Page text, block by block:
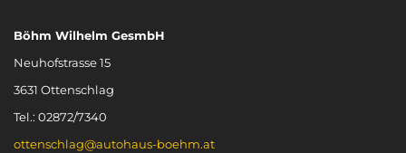
Böhm Wilhelm GesmbH
Neuhofstrasse 15
3631 Ottenschlag
Tel.: 02872/7340
ottenschlag@autohaus-boehm.at